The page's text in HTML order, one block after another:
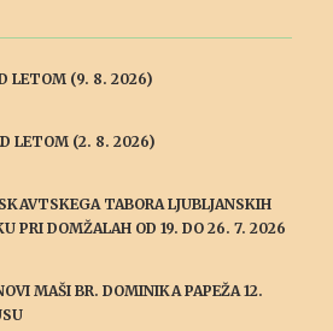
LETOM (9. 8. 2026)
LETOM (2. 8. 2026)
TABORA LJUBLJANSKIH
PRI DOMŽALAH OD 19. DO 26. 7. 2026
MAŠI BR. DOMINIKA PAPEŽA 12.